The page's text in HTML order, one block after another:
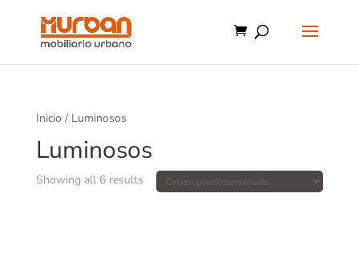
Inicio / Luminosos
Luminosos
Showing all 6 results